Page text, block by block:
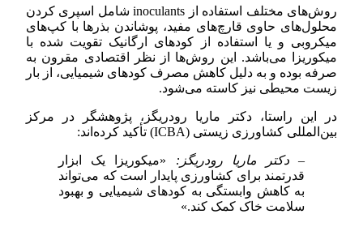
روش‌های مختلف استفاده از inoculants شامل اسپری کردن
محلول‌های حاوی قارچ‌های مفید، پوشاندن بذرها با کپ‌های
میکروبی و یا استفاده از کودهای ارگانیک تقویت شده با
میکوریزا می‌باشد. این روش‌ها از نظر اقتصادی مقرون به
صرفه بوده و به دلیل کاهش مصرف کودهای شیمیایی، از بار
زیست محیطی نیز کاسته می‌شود.
در این راستا، دکتر ماریا رودریگز، پژوهشگر در مرکز
بین‌المللی کشاورزی زیستی (ICBA) تأکید کرده‌اند:
– دکتر ماریا رودریگز: «میکوریزا یک ابزار
قدرتمند برای کشاورزی پایدار است که می‌تواند
به کاهش وابستگی به کودهای شیمیایی و بهبود
سلامت خاک کمک کند.»